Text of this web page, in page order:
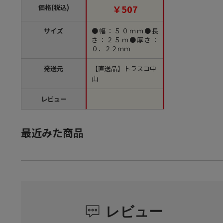
価格(税込)
サイズ
発送元
レビュー
【直送品】￥507
●幅：５０ｍｍ●長
さ：２５ｍ●厚さ：
０．２２ｍｍ
【直送品】トラスコ中
山
最近みた商品
レビュー